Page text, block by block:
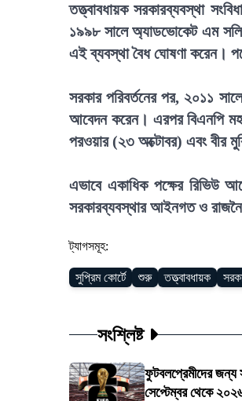
তত্ত্বাবধায়ক সরকারব্যবস্থা
১৯৯৮ সালে অ্যাডভোকেট এম
এই ব্যবস্থা বৈধ ঘোষণা করেন।
সরকার পরিবর্তনের পর, ২০১১
আবেদন করেন। এরপর বিএনপি
পরওয়ার (২৩ অক্টোবর) এবং বীর
এভাবে একাধিক পক্ষের রিভিউ
সরকারব্যবস্থার আইনগত ও
ট্যাগসমূহ:
সুপ্রিম কোর্টে শুরু তত্ত্বাবধায়ক
সংশ্লিষ্ট
ফুটবলপ্রেমীদের
সেপ্টেম্বর থেকে